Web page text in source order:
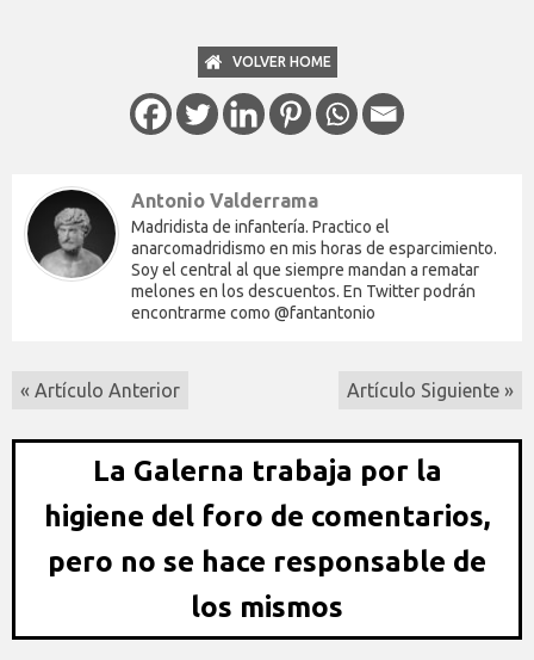
VOLVER HOME
Antonio Valderrama
Madridista de infantería. Practico el
anarcomadridismo en mis horas de esparcimiento.
Soy el central al que siempre mandan a rematar
melones en los descuentos. En Twitter podrán
encontrarme como @fantantonio
« Artículo Anterior Artículo Siguiente »
La Galerna trabaja por la
higiene del foro de comentarios,
pero no se hace responsable de
los mismos